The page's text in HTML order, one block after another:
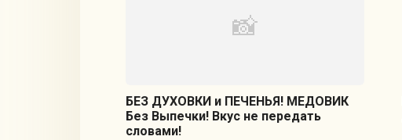
БЕЗ ДУХОВКИ и ПЕЧЕНЬЯ! МЕДОВИК
Без Выпечки! Вкус не передать
словами!